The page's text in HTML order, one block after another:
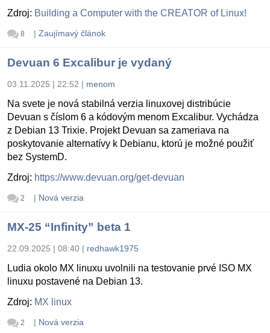
Zdroj: Building a Computer with the CREATOR of Linux!
8 | Zaujímavý článok
Devuan 6 Excalibur je vydaný
03.11.2025 | 22:52 | menom
Na svete je nová stabilná verzia linuxovej distribúcie
Devuan s číslom 6 a kódovým menom Excalibur. Vychádza
z Debian 13 Trixie. Projekt Devuan sa zameriava na
poskytovanie alternatívy k Debianu, ktorú je možné použiť
bez SystemD.
Zdroj: https://www.devuan.org/get-devuan
2 | Nová verzia
MX-25 “Infinity” beta 1
22.09.2025 | 08:40 | redhawk1975
Ludia okolo MX linuxu uvolnili na testovanie prvé ISO MX
linuxu postavené na Debian 13.
Zdroj: MX linux
2 | Nová verzia